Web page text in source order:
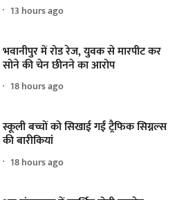
13 hours ago
भवानीपुर में रोड रेज, युवक से मारपीट कर
सोने की चेन छीनने का आरोप
18 hours ago
स्कूली बच्चों को सिखाई गईं ट्रैफिक सिग्नल्स
की बारीकियां
18 hours ago